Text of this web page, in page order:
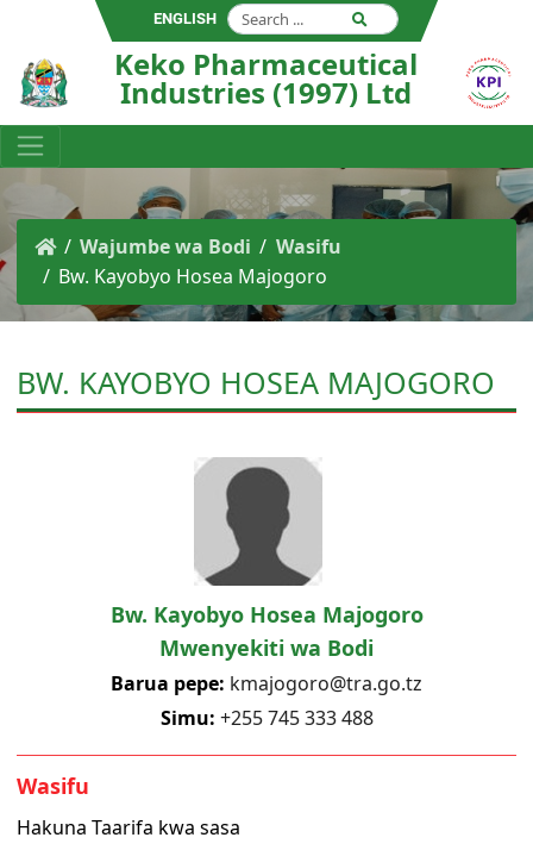
ENGLISH
Keko Pharmaceutical
Industries (1997) Ltd
Wajumbe wa Bodi
Wasifu
Bw. Kayobyo Hosea Majogoro
BW. KAYOBYO HOSEA MAJOGORO
Bw. Kayobyo Hosea Majogoro
Mwenyekiti wa Bodi
Barua pepe: kmajogoro@tra.go.tz
Simu: +255 745 333 488
Wasifu
Hakuna Taarifa kwa sasa